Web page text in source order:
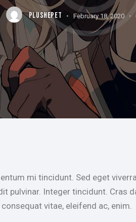
PLUSHEPET February 18, 2020
pulvinar. Integer tincidunt. Cras
vitae, eleifend ac, enim.